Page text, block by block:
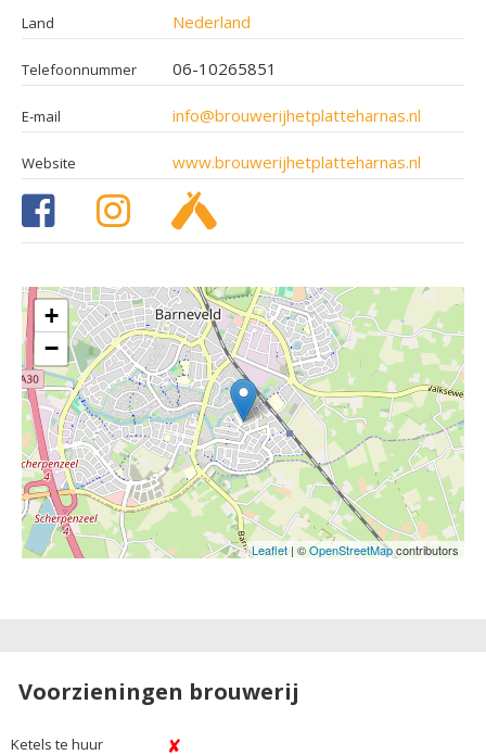
Land Nederland
Telefoonnummer 06-10265851
E-mail info@brouwerijhetplatteharnas.nl
Website www.brouwerijhetplatteharnas.nl
+
−
Leaflet| ©OpenStreetMapcontributors
Voorzieningen brouwerij
Ketels te huur